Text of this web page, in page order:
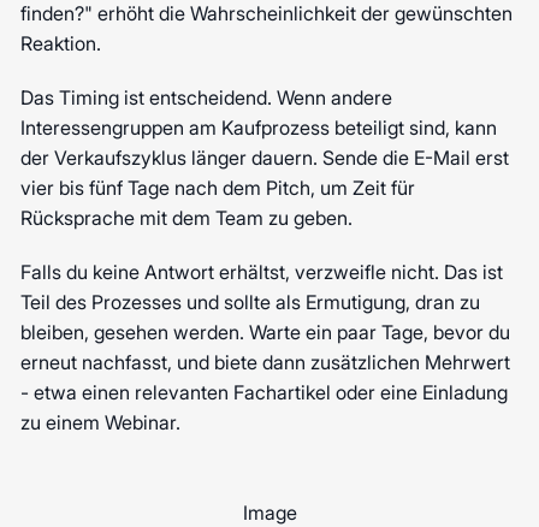
finden?" erhöht die Wahrscheinlichkeit der gewünschten
Reaktion.
Das Timing ist entscheidend. Wenn andere
Interessengruppen am Kaufprozess beteiligt sind, kann
der Verkaufszyklus länger dauern. Sende die E-Mail erst
vier bis fünf Tage nach dem Pitch, um Zeit für
Rücksprache mit dem Team zu geben.
Falls du keine Antwort erhältst, verzweifle nicht. Das ist
Teil des Prozesses und sollte als Ermutigung, dran zu
bleiben, gesehen werden. Warte ein paar Tage, bevor du
erneut nachfasst, und biete dann zusätzlichen Mehrwert
- etwa einen relevanten Fachartikel oder eine Einladung
zu einem Webinar.
Image